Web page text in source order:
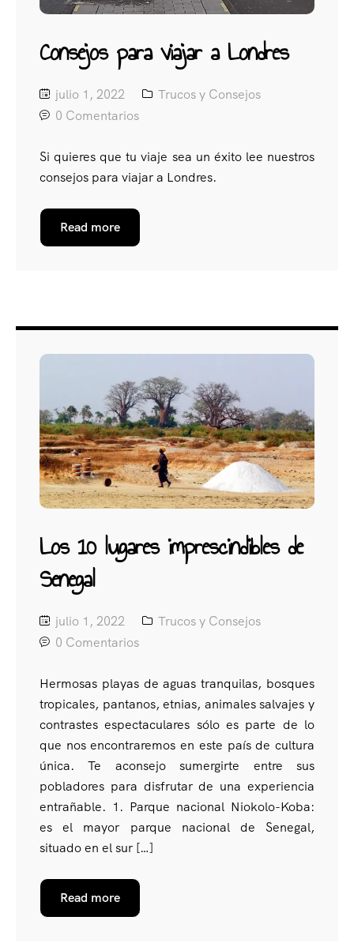
Consejos para viajar a Londres
julio 1, 2022
Trucos y Consejos
0 Comentarios
Si quieres que tu viaje sea un éxito lee nuestros
consejos para viajar a Londres.
Read more
Los 10 lugares imprescindibles de
Senegal
julio 1, 2022
Trucos y Consejos
0 Comentarios
Hermosas playas de aguas tranquilas, bosques
tropicales, pantanos, etnias, animales salvajes y
contrastes espectaculares sólo es parte de lo
que nos encontraremos en este país de cultura
única. Te aconsejo sumergirte entre sus
pobladores para disfrutar de una experiencia
entrañable. 1. Parque nacional Niokolo-Koba:
es el mayor parque nacional de Senegal,
situado en el sur […]
Read more